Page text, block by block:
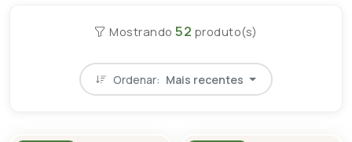
Mostrando52 produto(s)
Ordenar: Mais recentes